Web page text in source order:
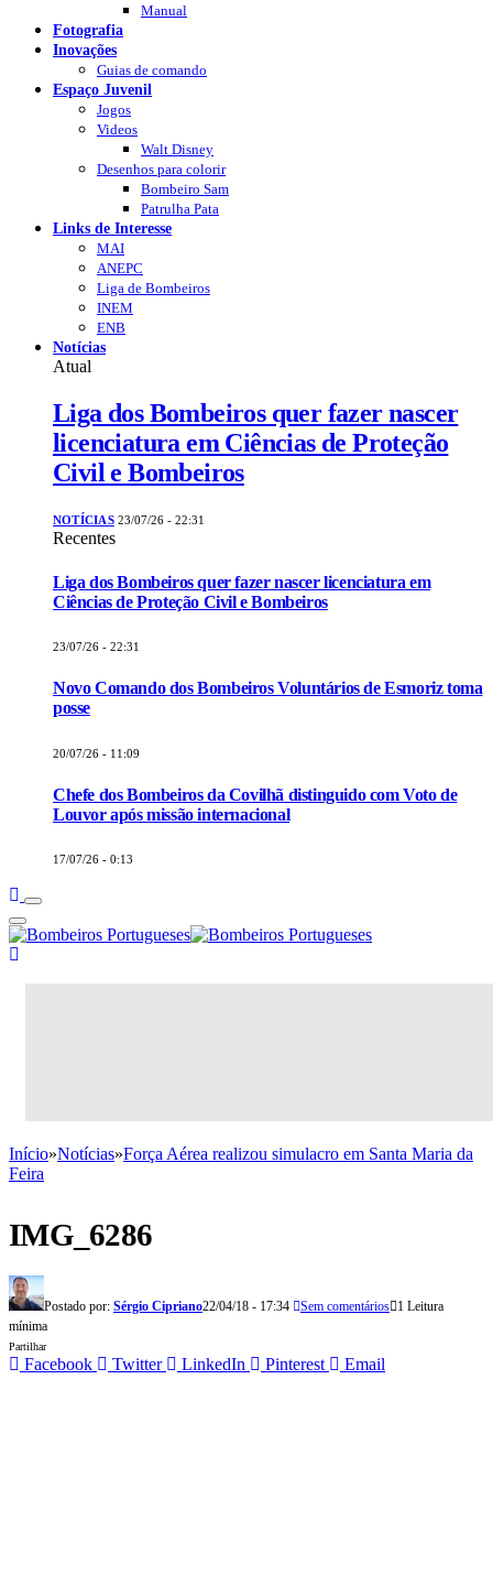
Manual
Fotografia
Inovações
Guias de comando
Espaço Juvenil
Jogos
Videos
Walt Disney
Desenhos para colorir
Bombeiro Sam
Patrulha Pata
Links de Interesse
MAI
ANEPC
Liga de Bombeiros
INEM
ENB
Notícias
Atual
Liga dos Bombeiros quer fazer nascer
licenciatura em Ciências de Proteção
Civil e Bombeiros
NOTÍCIAS 23/07/26 - 22:31
Recentes
Liga dos Bombeiros quer fazer nascer licenciatura em
Ciências de Proteção Civil e Bombeiros
23/07/26 - 22:31
Novo Comando dos Bombeiros Voluntários de Esmoriz toma
posse
20/07/26 - 11:09
Chefe dos Bombeiros da Covilhã distinguido com Voto de
Louvor após missão internacional
17/07/26 - 0:13
Início»Notícias»Força Aérea realizou simulacro em Santa Maria da
Feira
IMG_6286
Postado por: Sérgio Cipriano22/04/18 - 17:34 Sem comentários 1 Leitura
mínima
Partilhar
Facebook Twitter LinkedIn Pinterest Email